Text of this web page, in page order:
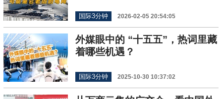
国际3分钟 2026-02-05 20:54:05
外媒眼中的 “十五五”，热词里藏
着哪些机遇？
国际3分钟 2025-10-30 10:37:02